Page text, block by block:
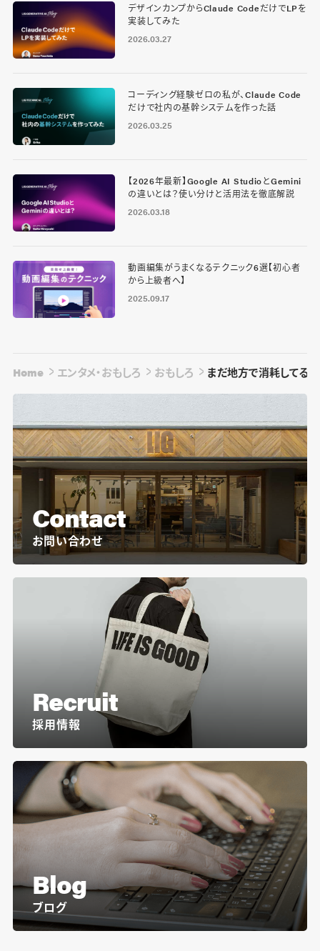
デザインカンプからClaude CodeだけでLPを
実装してみた
2026.03.27
コーディング経験ゼロの私が、Claude Code
だけで社内の基幹システムを作った話
2026.03.25
【2026年最新】Google AI StudioとGemini
の違いとは？使い分けと活用法を徹底解説
2026.03.18
動画編集がうまくなるテクニック6選【初心者
から上級者へ】
2025.09.17
Home エンタメ・おもしろ おもしろ まだ地方で消耗してる
Contact
お問い合わせ
Recruit
採用情報
Blog
ブログ